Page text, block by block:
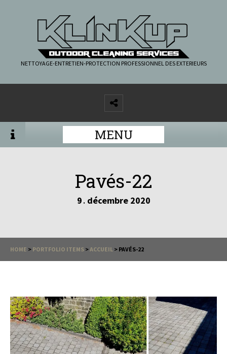
NETTOYAGE-ENTRETIEN-PROTECTION PROFESSIONNEL DES EXTERIEURS
MENU
Pavés-22
9 . décembre 2020
HOME > PORTFOLIO ITEMS >ACCUEIL > PAVÉS-22